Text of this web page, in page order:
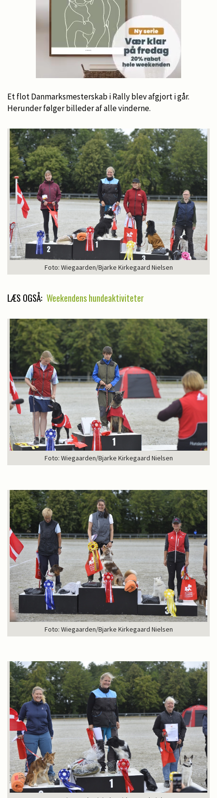
Et flot Danmarksmesterskab i Rally blev afgjort i går.
Herunder følger billeder af alle vinderne.
Foto: Wiegaarden/Bjarke Kirkegaard Nielsen
LÆS OGSÅ: Weekendens hundeaktiviteter
Foto: Wiegaarden/Bjarke Kirkegaard Nielsen
Foto: Wiegaarden/Bjarke Kirkegaard Nielsen